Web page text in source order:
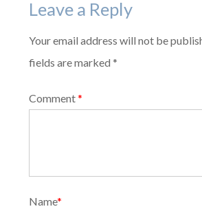
Leave a Reply
Your email address will not be
fields are marked *
Comment*
Name*